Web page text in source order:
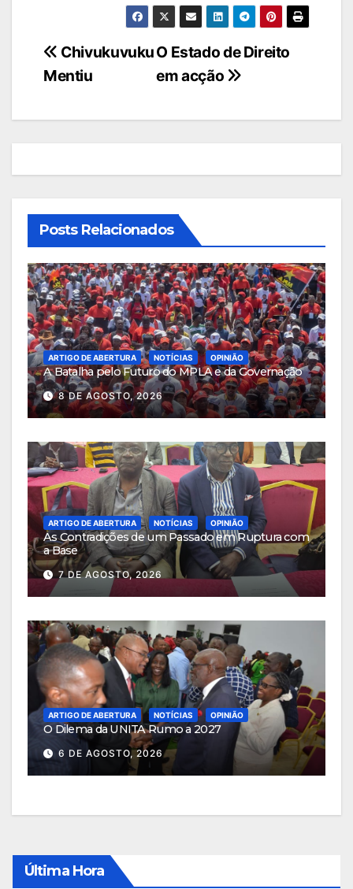
Navegação
de
artigos
O Estado de Direito
em acção
Chivukuvuku
Mentiu
Posts Relacionados
ARTIGO DE ABERTURA NOTÍCIAS OPINIÃO
A Batalha pelo Futuro do MPLA e da Governação
8 DE AGOSTO, 2026
ARTIGO DE ABERTURA NOTÍCIAS OPINIÃO
As Contradições de um Passado em Ruptura com
a Base
7 DE AGOSTO, 2026
ARTIGO DE ABERTURA NOTÍCIAS OPINIÃO
O Dilema da UNITA Rumo a 2027
6 DE AGOSTO, 2026
Última Hora